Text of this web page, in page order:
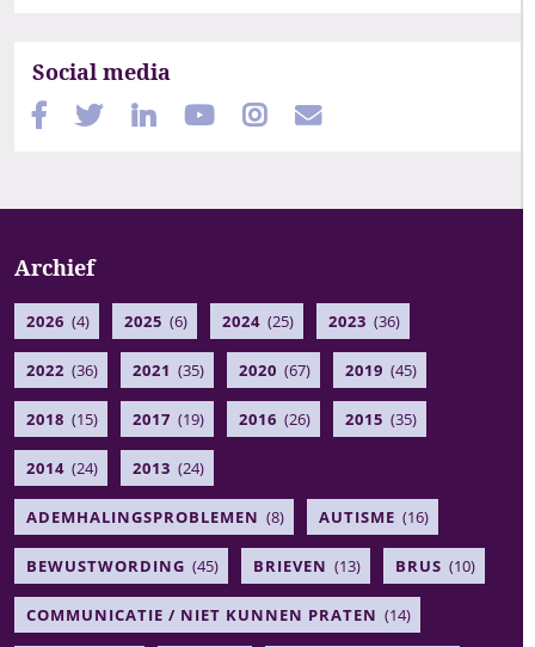
Social media
Archief
2026 (4) 2025 (6) 2024 (25) 2023 (36)
2022 (36) 2021 (35) 2020 (67) 2019 (45)
2018 (15) 2017 (19) 2016 (26) 2015 (35)
2014 (24) 2013 (24)
ADEMHALINGSPROBLEMEN (8) AUTISME (16)
BEWUSTWORDING (45) BRIEVEN (13) BRUS (10)
COMMUNICATIE / NIET KUNNEN PRATEN (14)